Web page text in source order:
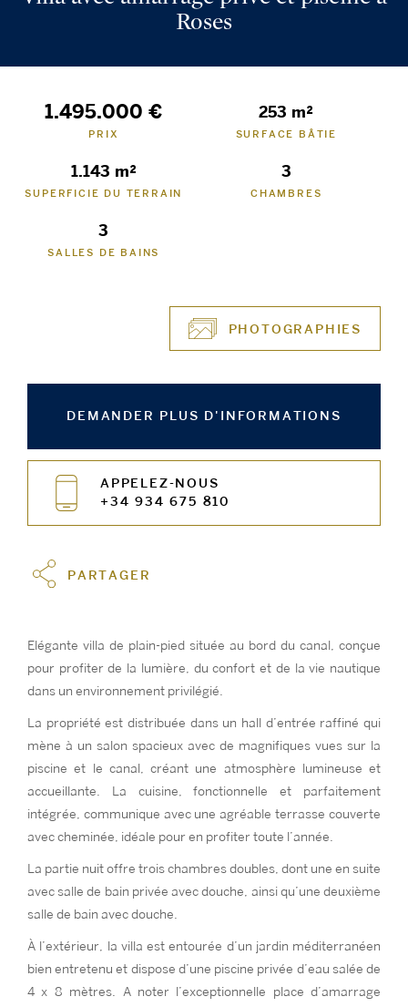
Roses
1.495.000 €
PRIX
253 m²
SURFACE BÂTIE
1.143 m²
SUPERFICIE DU TERRAIN
3
CHAMBRES
3
SALLES DE BAINS
PHOTOGRAPHIES
DEMANDER PLUS D'INFORMATIONS
APPELEZ-NOUS
+34 934 675 810
PARTAGER
Elégante villa de plain-pied située au bord du canal, conçue
pour profiter de la lumière, du confort et de la vie nautique
dans un environnement privilégié.
La propriété est distribuée dans un hall d’entrée raffiné qui
mène à un salon spacieux avec de magnifiques vues sur la
piscine et le canal, créant une atmosphère lumineuse et
accueillante. La cuisine, fonctionnelle et parfaitement
intégrée, communique avec une agréable terrasse couverte
avec cheminée, idéale pour en profiter toute l’année.
La partie nuit offre trois chambres doubles, dont une en suite
avec salle de bain privée avec douche, ainsi qu’une deuxième
salle de bain avec douche.
À l’extérieur, la villa est entourée d’un jardin méditerranéen
bien entretenu et dispose d’une piscine privée d’eau salée de
4 x 8 mètres. A noter l’exceptionnelle place d’amarrage